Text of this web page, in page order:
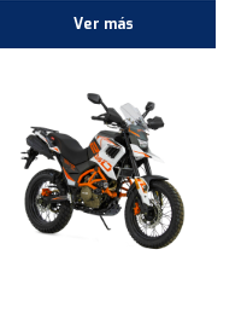
Ver más